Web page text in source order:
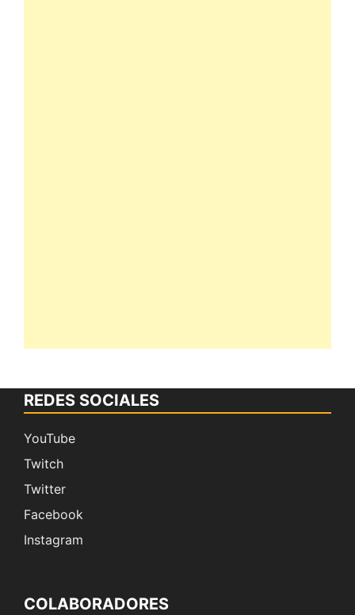
REDES SOCIALES
YouTube
Twitch
Twitter
Facebook
Instagram
COLABORADORES